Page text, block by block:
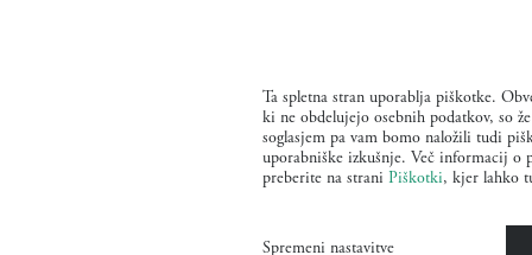
Ta spletna stran uporablja piškotke.
ki ne obdelujejo osebnih podatkov, so
soglasjem pa vam bomo naložili tudi
uporabniške izkušnje. Več informacij o
preberite na strani Piškotki, kjer lahko
Spremeni nastavitve